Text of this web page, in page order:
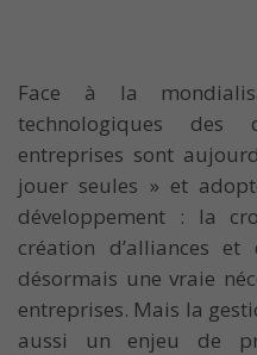
Face à la
technologiques des
entreprises sont
jouer seules » et
développement : la
création d’alliances
désormais une vraie
entreprises. Mais la
aussi un enjeu de